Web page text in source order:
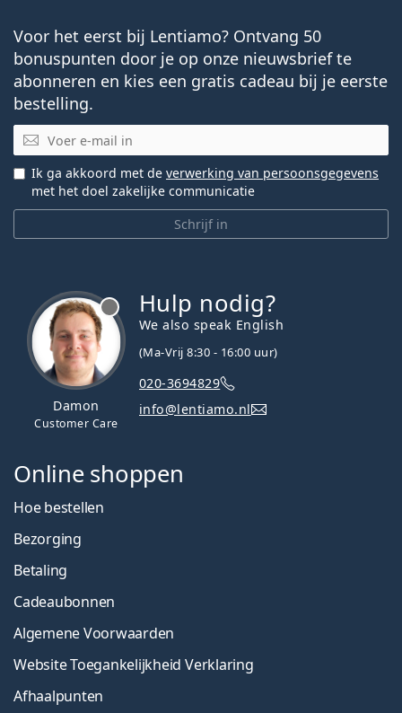
Voor het eerst bij Lentiamo? Ontvang 50
bonuspunten door je op onze nieuwsbrief te
abonneren en kies een gratis cadeau bij je eerste
bestelling.
E-mail
Schrijf in
Ik ga akkoord met de verwerking van persoonsgegevens
met het doel zakelijke communicatie
Damon
Customer Care
Hulp nodig?
We also speak English
(Ma-Vrij 8:30 - 16:00 uur)
020-3694829
info@lentiamo.nl
Online shoppen
Hoe bestellen
Bezorging
Betaling
Cadeaubonnen
Algemene Voorwaarden
Website Toegankelijkheid Verklaring
Afhaalpunten